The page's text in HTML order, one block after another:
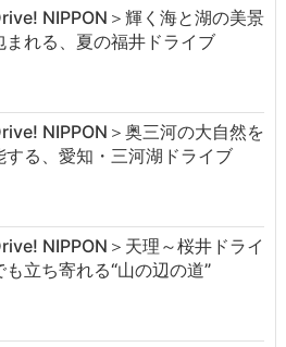
NIPPON＞輝く海と湖の美景
まれる、夏の福井ドライブ
NIPPON＞奥三河の大自然を
する、愛知・三河湖ドライブ
NIPPON＞天理～桜井ドライ
も立ち寄れる“山の辺の道”